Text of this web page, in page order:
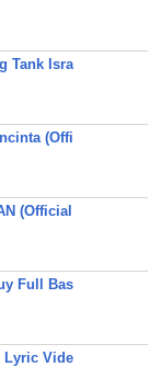
Tank Isra
(Offi
(Official
Full Bas
Lyric Vide